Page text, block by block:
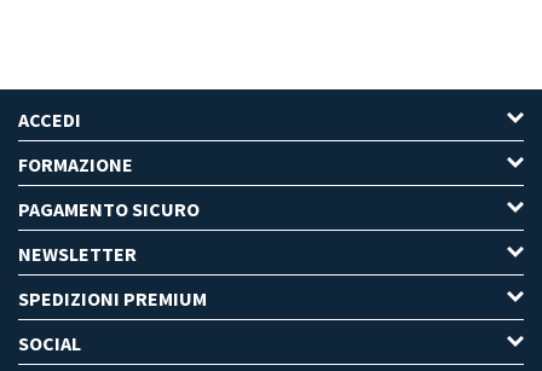
ACCEDI
FORMAZIONE
PAGAMENTO SICURO
NEWSLETTER
SPEDIZIONI PREMIUM
SOCIAL